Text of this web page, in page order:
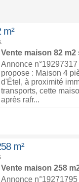
m²
Vente maison 82 m2
Annonce
propose : Maison 4
d'Étel, à proximité
transports, cette
après rafr...
m²
Vente maison 258
Annonce